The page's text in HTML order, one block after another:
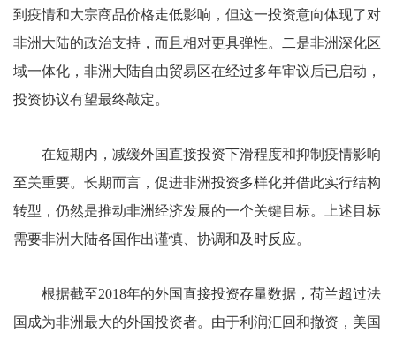
到疫情和大宗商品价格走低影响，但这一投资意向体现了对
非洲大陆的政治支持，而且相对更具弹性。二是非洲深化区
域一体化，非洲大陆自由贸易区在经过多年审议后已启动，
投资协议有望最终敲定。
在短期内，减缓外国直接投资下滑程度和抑制疫情影响
至关重要。长期而言，促进非洲投资多样化并借此实行结构
转型，仍然是推动非洲经济发展的一个关键目标。上述目标
需要非洲大陆各国作出谨慎、协调和及时反应。
根据截至2018年的外国直接投资存量数据，荷兰超过法
国成为非洲最大的外国投资者。由于利润汇回和撤资，美国